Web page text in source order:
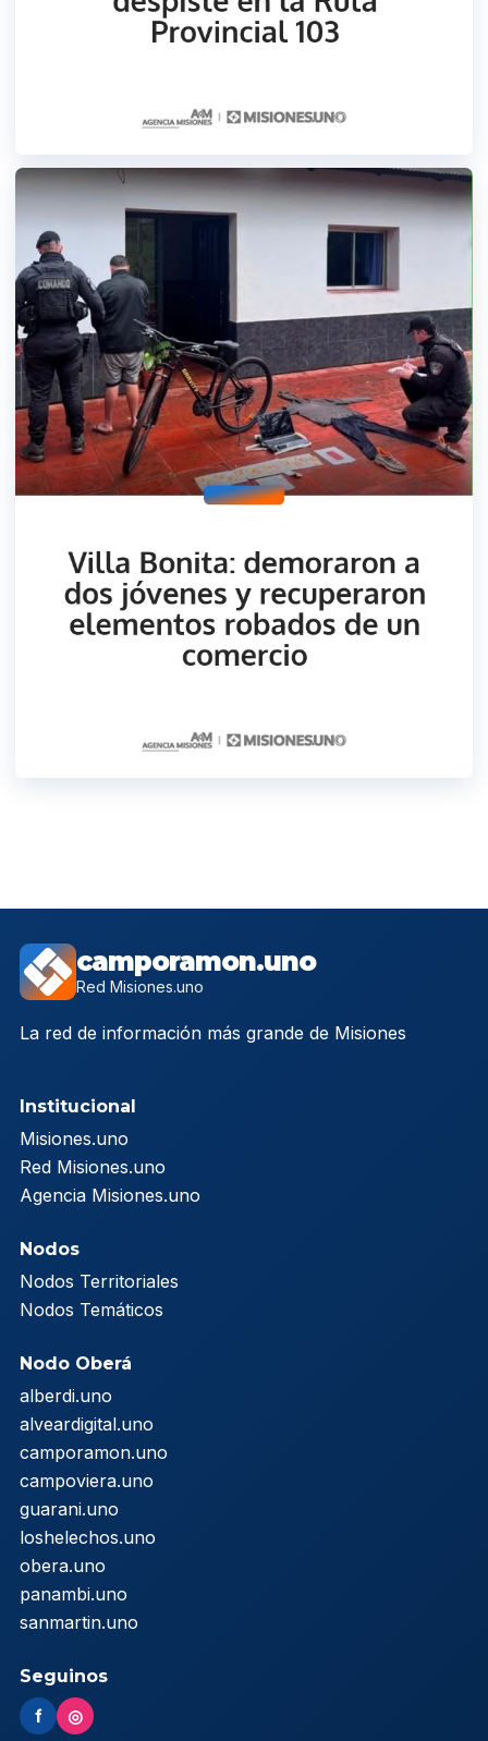
camporamon.uno
Red Misiones.uno
La red de información más grande de Misiones
Institucional
Misiones.uno
Red Misiones.uno
Agencia Misiones.uno
Nodos
Nodos Territoriales
Nodos Temáticos
Nodo Oberá
alberdi.uno
alveardigital.uno
camporamon.uno
campoviera.uno
guarani.uno
loshelechos.uno
obera.uno
panambi.uno
sanmartin.uno
Seguinos
f ◎